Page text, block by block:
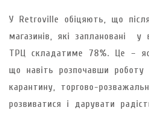
У Retroville обіцяють, що
магазинів, які заплановані у
ТРЦ складатиме 78%. Це –
що навіть розпочавши роботу
карантину, торгово-
розвиватися і дарувати